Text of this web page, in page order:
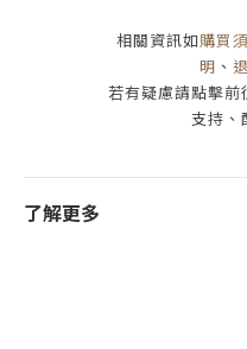
相關資訊如購買
明 、
若有疑慮請點擊
支持、
了解更多